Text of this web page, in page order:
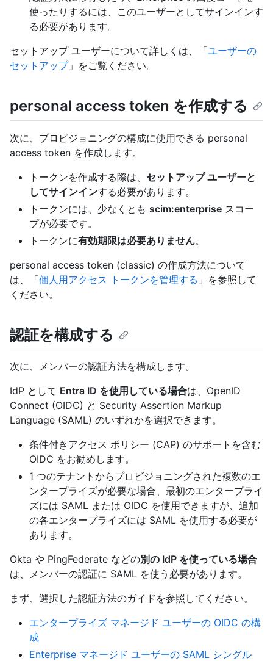
使ったりするには、このユーザーとしてサインインす
る必要があります。
セットアップ ユーザーについて詳しくは、「ユーザーの
セットアップ」をご覧ください。
personal access token を作成する
次に、プロビジョニングの構成に使用できる personal
access token を作成します。
トークンを作成する際は、 セットアップ ユーザーと
してサインインする必要があります。
トークンには、少なくとも scim:enterprise スコー
プが必要です。
トークンに有効期限は必要ありません。
personal access token (classic) の作成方法について
は、「個人用アクセス トークンを管理する 」を参照して
ください。
認証を構成する
次に、メンバーの認証方法を構成します。
IdP として Entra ID を使用している場合は、OpenID
Connect (OIDC) と Security Assertion Markup
Language (SAML) のいずれかを選択できます。
条件付きアクセス ポリシー (CAP) のサポートを含む
OIDC をお勧めします。
1 つのテナントからプロビジョニングされた複数のエ
ンタープライズが必要な場合、最初のエンタープライ
ズには SAML または OIDC を使用できますが、追加
の各エンタープライズには SAML を使用する必要が
あります。
Okta や PingFederate などの別の IdP を使っている場合
は、メンバーの認証に SAML を使う必要があります。
まず、選択した認証方法のガイドを参照してください。
エンタープライズ マネージド ユーザーの OIDC の構
成
Enterprise マネージド ユーザーの SAML シングル